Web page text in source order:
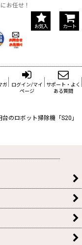
お任せ！
お気入 カート
ガ
ログイン/マイ
ページ
サポート・よく
ある質問
のロボット掃除機「S20」